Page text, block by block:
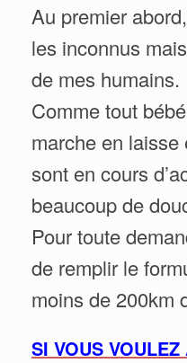
Au premier
les inconnus
de mes humains.
Comme tout
marche en
sont en cours
beaucoup de
Pour toute
de remplir le
moins de 200km
SI VOUS VOULEZ